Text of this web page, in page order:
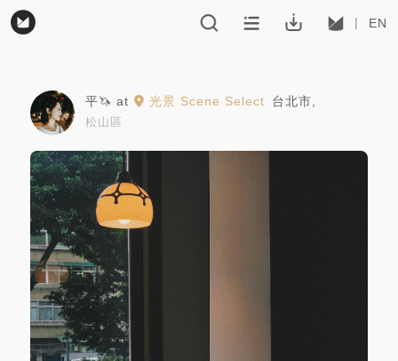
EN
平🦄 at 光景 Scene Select 台北市
松山區